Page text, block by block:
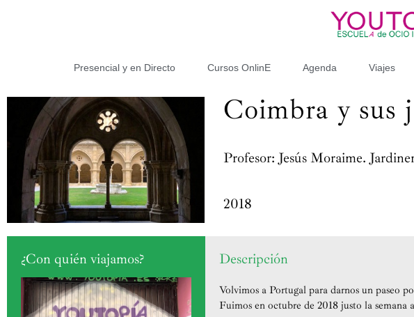
Presencial y en Directo Cursos OnlinE Agenda Viajes
Coimbra y sus
Profesor: Jesús Moraime.
2018
¿Con quién viajamos? Descripción
Volvimos a Portugal para darnos un paseo
Fuimos en octubre de 2018 justo la